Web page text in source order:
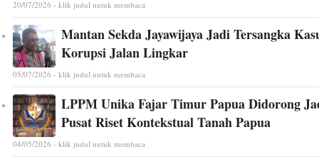
20/07/2026 - klik judul untuk membaca
Mantan Sekda Jayawijaya Jadi Tersangka
Korupsi Jalan Lingkar
05/07/2026 - klik judul untuk membaca
LPPM Unika Fajar Timur Papua Didorong
Pusat Riset Kontekstual Tanah Papua
04/05/2026 - klik judul untuk membaca